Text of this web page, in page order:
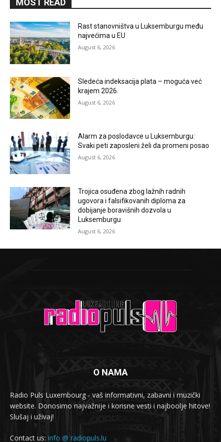
MOST READ
Rast stanovništva u Luksemburgu među
najvećima u EU
August 6, 2026
Sledeća indeksacija plata – moguća već
krajem 2026.
August 6, 2026
Alarm za poslodavce u Luksemburgu:
Svaki peti zaposleni želi da promeni posao
August 6, 2026
Trojica osuđena zbog lažnih radnih
ugovora i falsifikovanih diploma za
dobijanje boravišnih dozvola u
Luksemburgu
August 6, 2026
O NAMA
Radio Puls Luxembourg - vaš informativni, zabavni i muzički
website. Donosimo najvažnije i korisne vesti i najboolje hitove!
Slušaj i uživaj!
Contact us: info @ radiopuls.lu